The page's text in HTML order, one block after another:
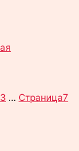
3 … Страница7